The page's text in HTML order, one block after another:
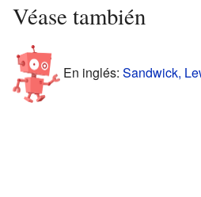
Véase también
En inglés: Sandwick,